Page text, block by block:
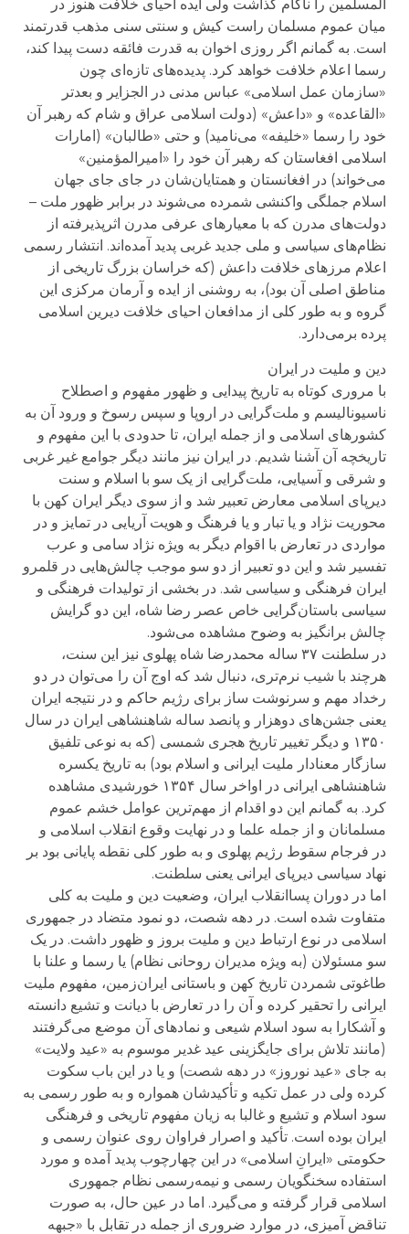
المسلمین را ناکام گذاشت ولی ایده احیای خلافت هنوز در
میان عموم مسلمان راست کیش و سنتی سنی مذهب قدرتمند
است. به گمانم اگر روزی اخوان به قدرت فائقه دست پیدا کند،
رسما اعلام خلافت خواهد کرد. پدیده‌های تازه‌ای چون
«سازمان عمل اسلامی» عباس مدنی در الجزایر و بعدتر
«القاعده» و «داعش» (دولت اسلامی عراق و شام که رهبر آن
خود را رسما «خلیفه» می‌نامید) و حتی «طالبان» (امارات
اسلامی افغاستان که رهبر آن خود را «امیرالمؤمنین»
می‌خواند) در افغانستان و همتایان‌شان در جای جای جهان
اسلام جملگی واکنشی شمرده می‌شوند در برابر ظهور ملت –
دولت‌های مدرن که با معیارهای عرفی مدرن اثرپذیرفته از
نظام‌های سیاسی و ملی جدید غربی پدید آمده‌اند. انتشار رسمی
اعلام مرزهای خلافت داعش (که خراسان بزرگ تاریخی از
مناطق اصلی آن بود)، به روشنی از ایده و آرمان مرکزی این
گروه و به طور کلی از مدافعان احیای خلافت دیرین اسلامی
پرده برمی‌دارد.
دین و ملیت در ایران
با مروری کوتاه به تاریخ پیدایی و ظهور مفهوم و اصطلاح
ناسیونالیسم و ملت‌گرایی در اروپا و سپس رسوخ و ورود آن به
کشورهای اسلامی و از جمله ایران، تا حدودی با این مفهوم و
تاریخچه آن آشنا شدیم. در ایران نیز مانند دیگر جوامع غیر غربی
و شرقی و آسیایی، ملت‌گرایی از یک سو با اسلام و سنت
دیرپای اسلامی معارض تعبیر شد و از سوی دیگر ایران کهن با
محوریت نژاد و یا تبار و یا فرهنگ و هویت آریایی در تمایز و در
مواردی در تعارض با اقوام دیگر به ویژه نژاد سامی و عرب
تفسیر شد و این دو تعبیر از دو سو موجب چالش‌هایی در قلمرو
ایران فرهنگی و سیاسی شد. در بخشی از تولیدات فرهنگی و
سیاسی باستان‌گرایی خاص عصر رضا شاه، این دو گرایش
چالش برانگیز به وضوح مشاهده می‌شود.
در سلطنت ۳۷ ساله محمدرضا شاه پهلوی نیز این سنت،
هرچند با شیب نرم‌تری، دنبال شد که اوج آن را می‌توان در دو
رخداد مهم و سرنوشت ساز برای رژیم حاکم و در نتیجه ایران
یعنی جشن‌های دوهزار و پانصد ساله شاهنشاهی ایران در سال
۱۳۵۰ و دیگر تغییر تاریخ هجری شمسی (که به نوعی تلفیق
سازگار معنادار ملیت ایرانی و اسلام بود) به تاریخ یکسره
شاهنشاهی ایرانی در اواخر سال ۱۳۵۴ خورشیدی مشاهده
کرد. به گمانم این دو اقدام از مهم‌ترین عوامل خشم عموم
مسلمانان و از جمله علما و در نهایت وقوع انقلاب اسلامی و
در فرجام سقوط رژیم پهلوی و به طور کلی نقطه پایانی بود بر
نهاد سیاسی دیرپای ایرانی یعنی سلطنت.
اما در دوران پساانقلاب ایران، وضعیت دین و ملیت به کلی
متفاوت شده است. در دهه شصت، دو نمود متضاد در جمهوری
اسلامی در نوع ارتباط دین و ملیت بروز و ظهور داشت. در یک
سو مسئولان (به ویژه مدیران روحانی نظام) یا رسما و علنا با
طاغوتی شمردن تاریخ کهن و باستانی ایران‌زمین، مفهوم ملیت
ایرانی را تحقیر کرده و آن را در تعارض با دیانت و تشیع دانسته
و آشکارا به سود اسلام شیعی و نمادهای آن موضع می‌گرفتند
(مانند تلاش برای جایگزینی عید غدیر موسوم به «عید ولایت»
به جای «عید نوروز» در دهه شصت) و یا در این باب سکوت
کرده ولی در عمل تکیه و تأکیدشان همواره و به طور رسمی به
سود اسلام و تشیع و غالبا به زیان مفهوم تاریخی و فرهنگی
ایران بوده است. تأکید و اصرار فراوان روی عنوان رسمی و
حکومتی «ایرانِ اسلامی» در این چهارچوب پدید آمده و مورد
استفاده سخنگویان رسمی و نیمه‌رسمی نظام جمهوری
اسلامی قرار گرفته و می‌گیرد. اما در عین حال، به صورت
تناقض آمیزی، در موارد ضروری از جمله در تقابل با «جبهه